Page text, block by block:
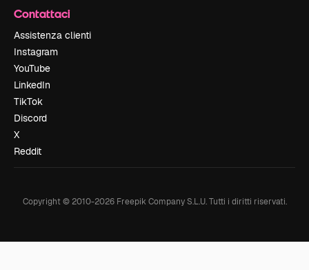
Contattaci
Assistenza clienti
Instagram
YouTube
LinkedIn
TikTok
Discord
X
Reddit
Copyright © 2010-2026Freepik Company S.L.U. Tutti i diritti riservati.